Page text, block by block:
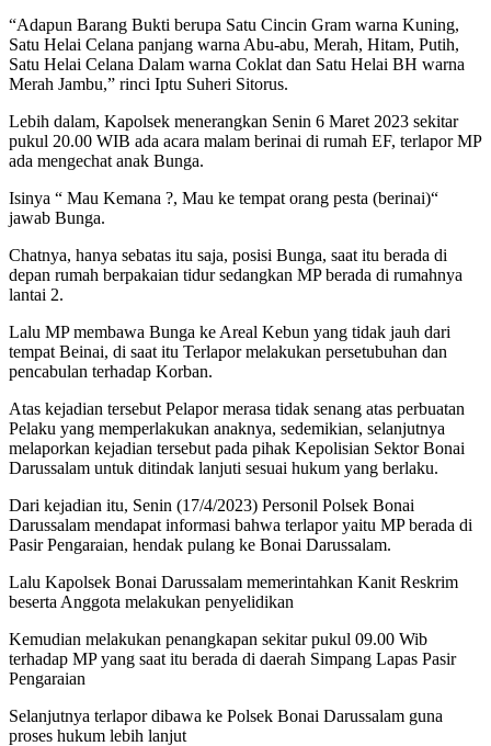
“Adapun Barang Bukti berupa Satu Cincin Gram warna Kuning,
Satu Helai Celana panjang warna Abu-abu, Merah, Hitam, Putih,
Satu Helai Celana Dalam warna Coklat dan Satu Helai BH warna
Merah Jambu,” rinci Iptu Suheri Sitorus.
Lebih dalam, Kapolsek menerangkan Senin 6 Maret 2023 sekitar
pukul 20.00 WIB ada acara malam berinai di rumah EF, terlapor MP
ada mengechat anak Bunga.
Isinya “ Mau Kemana ?, Mau ke tempat orang pesta (berinai)“
jawab Bunga.
Chatnya, hanya sebatas itu saja, posisi Bunga, saat itu berada di
depan rumah berpakaian tidur sedangkan MP berada di rumahnya
lantai 2.
Lalu MP membawa Bunga ke Areal Kebun yang tidak jauh dari
tempat Beinai, di saat itu Terlapor melakukan persetubuhan dan
pencabulan terhadap Korban.
Atas kejadian tersebut Pelapor merasa tidak senang atas perbuatan
Pelaku yang memperlakukan anaknya, sedemikian, selanjutnya
melaporkan kejadian tersebut pada pihak Kepolisian Sektor Bonai
Darussalam untuk ditindak lanjuti sesuai hukum yang berlaku.
Dari kejadian itu, Senin (17/4/2023) Personil Polsek Bonai
Darussalam mendapat informasi bahwa terlapor yaitu MP berada di
Pasir Pengaraian, hendak pulang ke Bonai Darussalam.
Lalu Kapolsek Bonai Darussalam memerintahkan Kanit Reskrim
beserta Anggota melakukan penyelidikan
Kemudian melakukan penangkapan sekitar pukul 09.00 Wib
terhadap MP yang saat itu berada di daerah Simpang Lapas Pasir
Pengaraian
Selanjutnya terlapor dibawa ke Polsek Bonai Darussalam guna
proses hukum lebih lanjut